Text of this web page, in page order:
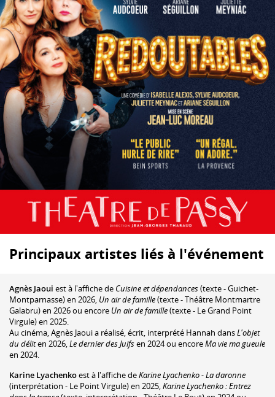
Principaux artistes liés à l'événement
Agnès Jaoui est à l'affiche de Cuisine et dépendances(texte - Guichet-
Montparnasse) en 2026, Un air de famille(texte - Théâtre Montmartre
Galabru) en 2026 ou encore Un air de famille(texte - Le Grand Point
Virgule) en 2025.
Au cinéma, Agnès Jaoui a réalisé, écrit, interprété Hannah dansL'objet
du déliten 2026,Le dernier des Juifsen 2024 ou encoreMa vie ma gueule
en 2024.
Karine Lyachenkoest à l'affiche deKarine Lyachenko - La daronne
(interprétation - Le Point Virgule) en 2025,Karine Lyachenko : Entrez